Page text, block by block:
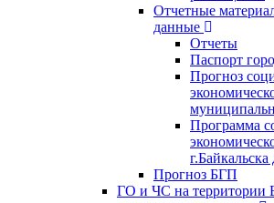
Отчетные
данные
Отчеты
Паспорт
Прогноз
Программа
Прогноз БГП
ГО и ЧС на территории